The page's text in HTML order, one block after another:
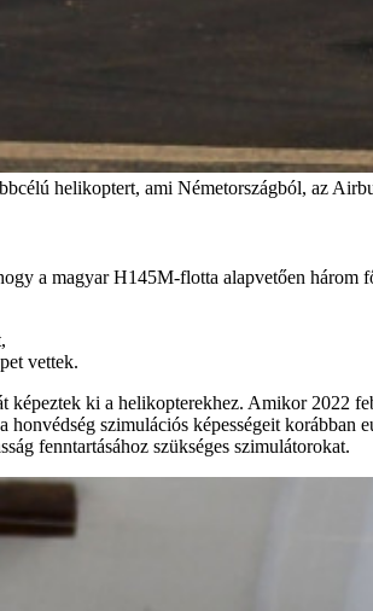
helikoptert, ami Németországból, az
a magyar H145M-flotta alapvetően három
vettek.
ki a helikopterekhez. Amikor 2022
szimulációs képességeit
fenntartásához szükséges szimulátorokat.